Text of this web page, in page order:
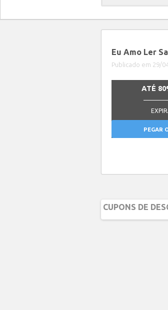
Eu Amo Ler
Publicado em 29/
ATÉ
PEGAR
CUPONS DE